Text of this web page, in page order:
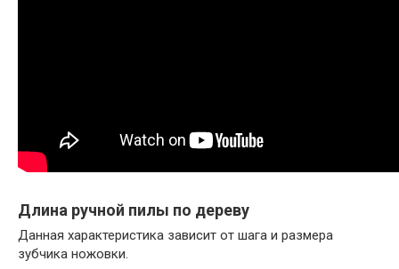
Длина ручной пилы по дереву
Данная характеристика зависит от шага и размера
зубчика ножовки.